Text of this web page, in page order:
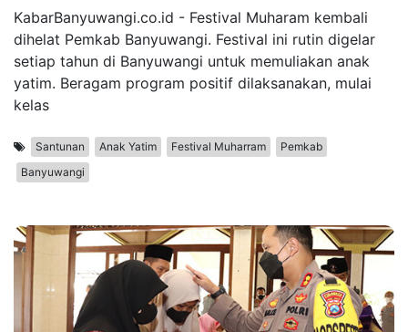
KabarBanyuwangi.co.id - Festival Muharam kembali
dihelat Pemkab Banyuwangi. Festival ini rutin digelar
setiap tahun di Banyuwangi untuk memuliakan anak
yatim. Beragam program positif dilaksanakan, mulai
kelas
Santunan Anak Yatim Festival Muharram
Pemkab
Banyuwangi